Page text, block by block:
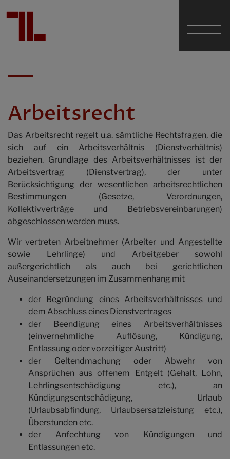
Dr. Walter Geißelmann em.
Die Kanzlei
Fachgebiete
Honorar
Kontakt
Arbeitsrecht
Das Arbeitsrecht regelt u.a. sämtliche Rechtsfragen, die
sich auf ein Arbeitsverhältnis (Dienstverhältnis)
beziehen. Grundlage des Arbeitsverhältnisses ist der
Arbeitsvertrag (Dienstvertrag), der unter
Berücksichtigung der wesentlichen arbeitsrechtlichen
Bestimmungen (Gesetze, Verordnungen,
Kollektivverträge und Betriebsvereinbarungen)
abgeschlossen werden muss.
Wir vertreten Arbeitnehmer (Arbeiter und Angestellte
sowie Lehrlinge) und Arbeitgeber sowohl
außergerichtlich als auch bei gerichtlichen
Auseinandersetzungen im Zusammenhang mit
der Begründung eines Arbeitsverhältnisses und
dem Abschluss eines Dienstvertrages
der Beendigung eines Arbeitsverhältnisses
(einvernehmliche Auflösung, Kündigung,
Entlassung oder vorzeitiger Austritt)
der Geltendmachung oder Abwehr von
Ansprüchen aus offenem Entgelt (Gehalt, Lohn,
Lehrlingsentschädigung etc.), an
Kündigungsentschädigung, Urlaub
(Urlaubsabfindung, Urlaubsersatzleistung etc.),
Überstunden etc.
der Anfechtung von Kündigungen und
Entlassungen etc.